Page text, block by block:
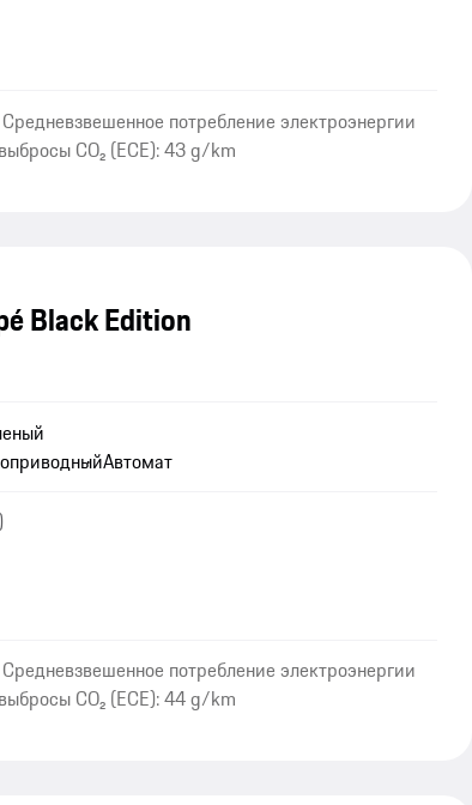
потребление электроэнергии
CO₂ (ECE): 43 g/km
Black Edition
Автомат
потребление электроэнергии
CO₂ (ECE): 44 g/km